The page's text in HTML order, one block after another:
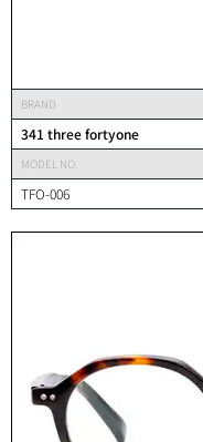
BRAND
341 three fortyone
MODEL NO.
TFO-006